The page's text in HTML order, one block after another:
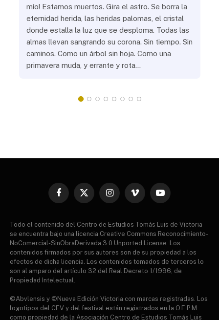
mío! Estamos muertos. Gira el astro. Se borra la
eternidad herida, las heridas palomas, el cristal
donde estalla la luz que se desploma. Todas las
almas llevan sangrando su corona. Sin tiempo. Sin
caminos. Como un árbol sin hoja. Como una
primavera muda, y errante y rota…
Facebook
X
InstagramVimeo YouTube
Todo el contenido del Centro de Estudios Tomás Luis de Victoria
se encuentra bajo una licencia Creative Commons Reconocimiento-
NoComercial-SinObraDerivada 3.0 Unported License. Los
contenidos firmados por sus autores son de su propiedad a los
efectos de dicha licencia. Los contenidos tomados de terceros lo
son al amparo del artículo 32 del Real Decreto 1/1996, de
Propiedad Intelectual.
©Abvlensis y ©Nueva Edición Victoria con marcas registradas. Los
logotipos del CEV y del festival están registrados en la O.E.P.M.
como propiedad de la Asociación Centro de Estudios Tomás Luis